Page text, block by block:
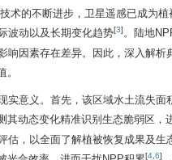
术的不断进步，卫星遥感已成为
波动以及长期变化趋势[3]。陆地
因素存在差异。因此，深入解析
意义。首先，该区域水土流失面
其动态变化精准识别生态脆弱区，
，以全面了解植被恢复成果及生
[4 6]